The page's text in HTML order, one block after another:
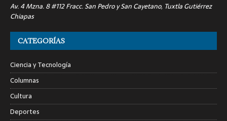
Av. 4 Mzna. 8 #112 Fracc. San Pedro y San Cayetano, Tuxtla Gutiérrez
Chiapas
CATEGORÍAS
Ciencia y Tecnología
Columnas
Cultura
Deportes